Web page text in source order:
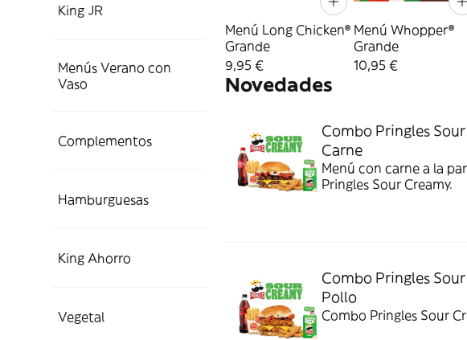
King JR
Menús Verano con
Vaso
Complementos
Hamburguesas
King Ahorro
Vegetal
Menú Long Chicken®
Grande
9,95 €
Menú Whopper®
Grande
10,95 €
Novedades
Combo Pringles
Carne
Menú con carne a la
Pringles Sour Creamy.
Combo Pringles
Pollo
Combo Pringles Sour